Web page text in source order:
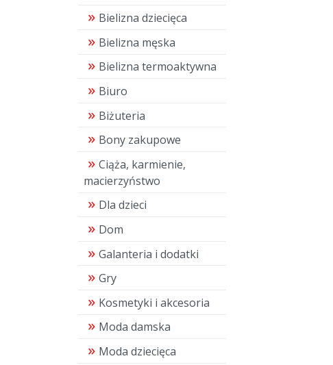
Bielizna dziecięca
Bielizna męska
Bielizna termoaktywna
Biuro
Biżuteria
Bony zakupowe
Ciąża, karmienie,
macierzyństwo
Dla dzieci
Dom
Galanteria i dodatki
Gry
Kosmetyki i akcesoria
Moda damska
Moda dziecięca